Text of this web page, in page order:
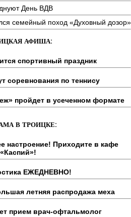
День ВДВ
семейный поход «Духовный дозор»
АФИША:
спортивный праздник
соревнования по теннису
пройдет в усеченном формате
В ТРОИЦКЕ:
настроение! Приходите в кафе
«Каспий»!
ЕЖЕДНЕВНО!
летняя распродажа меха
прием врач-офтальмолог